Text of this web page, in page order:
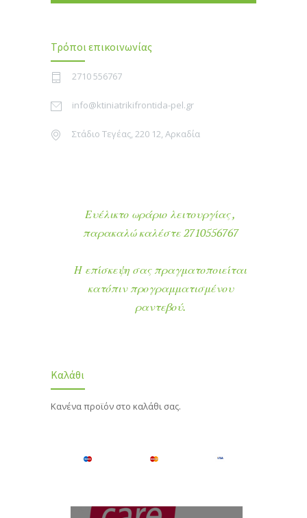
Τρόποι επικοινωνίας
2710 556767
info@ktiniatrikifrontida-pel.gr
Στάδιο Τεγέας, 220 12, Αρκαδία
Ευέλικτο ωράριο λειτουργίας ,
παρακαλώ καλέστε 2710556767
Η επίσκεψη σας πραγματοποιείται
κατόπιν προγραμματισμένου
ραντεβού.
Καλάθι
Κανένα προϊόν στο καλάθι σας.